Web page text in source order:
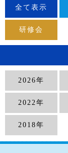
全て表示
研修会
2026年
2022年
2018年